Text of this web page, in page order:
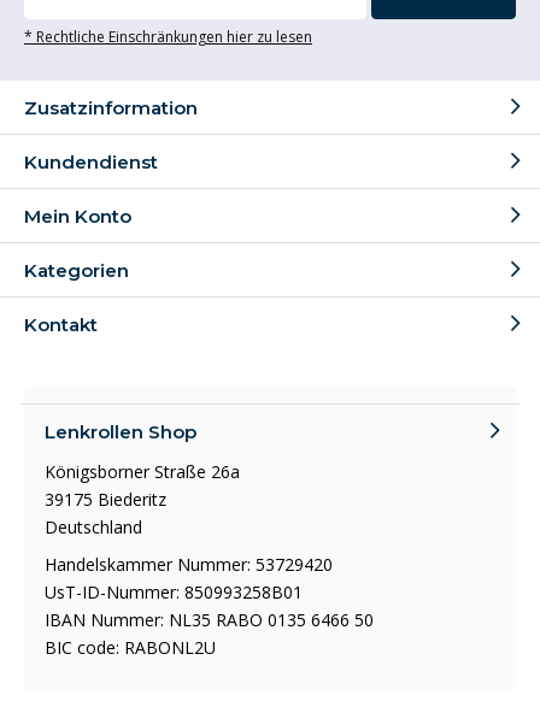
* Rechtliche Einschränkungen hier zu lesen
Zusatzinformation
Kundendienst
Mein Konto
Kategorien
Kontakt
Lenkrollen Shop
Königsborner Straße 26a
39175 Biederitz
Deutschland
Handelskammer Nummer: 53729420
UsT-ID-Nummer: 850993258B01
IBAN Nummer: NL35 RABO 0135 6466 50
BIC code: RABONL2U